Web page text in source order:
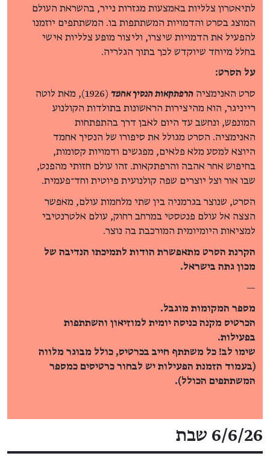
לתיאטרון צלליות באמצעות מגזרות נייר, בהשראת העולם
המוצג בסרט והדמויות המשתתפות בו. המשתתפים יוזמנו
להפעיל את הדמויות שיצרו, וליצור מופע צלליות אישי
בחלל מיוחד שיוקדש לכך בתוך הגלריה.
על הסרט:
סרט האנימציה הרפתקאות הנסיך אחמד
(1926), מאת לוטה
רייניגר, הוא מהיצירות הראשונות בתולדות הקולנוע
המונפש, ונחשב עד היום לאבן דרך בהתפתחות
האנימציה. הסרט מגולל את סיפורו של הנסיך אחמד
היוצא למסע מלא פלאים, מפגשים ודמויות קסומות,
בחיפוש אחר אהבה והרפתקאות. זהו עולם חזותי מהפנט,
שבו אור וצל יוצרים שפה קולנועית פיוטית וחד־פעמית.
הסרט, שנוצר בגרמניה בין שתי מלחמות עולם, מאפשר
הצצה אל עולם פנטסטי במרחב רחוק, עולם אלטרנטיבי
למציאות היומיומית המורכבת בה נוצר.
הקרנת הסרט מתאפשרת הודות לתמיכתו הנדיבה של
מכון גתה בישראל.
—
מספר המקומות מוגבל.
הכרטיס מקנה כניסה יומית למוזיאון והשתתפות
בפעילות.
שימו לב! כל משתתף חייב בכרטיס, כולל מבוגר מלווה
(בעמוד הזמנת הפעילות יש לבחור כרטיסים כמספר
המשתתפים הכולל).
פרטי האירוע
6/6/26 שבת